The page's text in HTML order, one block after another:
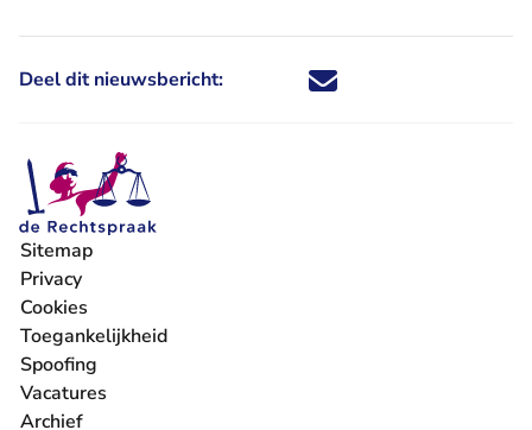
Deel dit nieuwsbericht: Deel dit nieuwsbericht via X -
Deel dit nieuwsbericht via
Deel dit nieuwsbericht
Deel dit
Sitemap
Privacy
Cookies
Toegankelijkheid
Spoofing
Vacatures
- U verlaat Rechtspraak.nl
Archief